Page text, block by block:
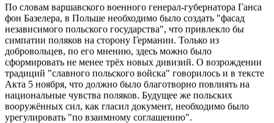
По словам варшавского военного генерал-губернатора Ганса
фон Базелера, в Польше необходимо было создать "фасад
независимого польского государства", что привлекло бы
симпатии поляков на сторону Германии. Только из
добровольцев, по его мнению, здесь можно было
сформировать не менее трёх новых дивизий. О возрождении
традиций "славного польского войска" говорилось и в тексте
Акта 5 ноября, что должно было благотворно повлиять на
национальные чувства поляков. Будущее же польских
вооружённых сил, как гласил документ, необходимо было
урегулировать "по взаимному соглашению".